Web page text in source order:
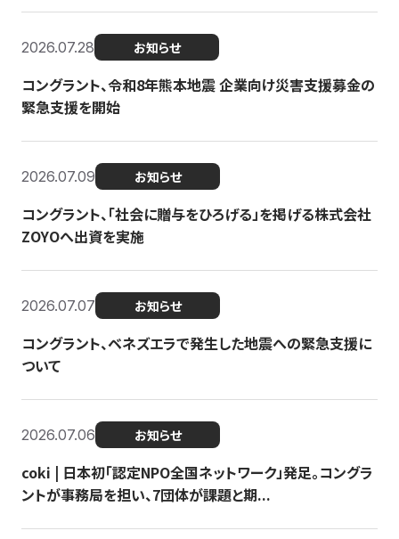
2026.07.28 お知らせ
コングラント、令和8年熊本地震 企業向け災害支援募金の
緊急支援を開始
2026.07.09 お知らせ
コングラント、「社会に贈与をひろげる」を掲げる株式会社
ZOYOへ出資を実施
2026.07.07 お知らせ
コングラント、ベネズエラで発生した地震への緊急支援に
ついて
2026.07.06 お知らせ
coki | 日本初「認定NPO全国ネットワーク」発足。コングラ
ントが事務局を担い、7団体が課題と期...